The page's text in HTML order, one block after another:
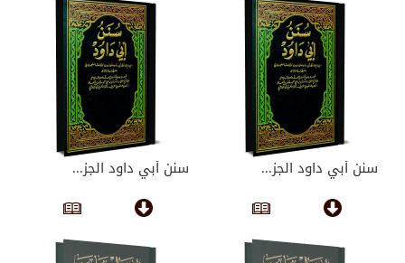
سنن أبي داود الجز... سنن أبي داود الجز...